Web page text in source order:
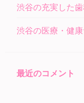
渋谷の充実した
渋谷の医療・健
最近のコメント